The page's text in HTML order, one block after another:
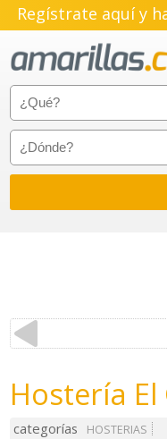
Regístrate aquí y
Hostería El
categorías HOSTERIAS